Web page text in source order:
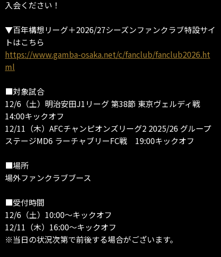
入会ください！
▼百年構想リーグ＋2026/27シーズンファンクラブ特設サイ
トはこちら
https://www.gamba-osaka.net/c/fanclub/fanclub2026.ht
ml
■対象試合
12/6（土）明治安田J1リーグ 第38節 東京ヴェルディ戦
14:00キックオフ
12/11（木）AFCチャンピオンズリーグ2 2025/26 グループ
ステージMD6 ラーチャブリーFC戦 19:00キックオフ
■場所
場外ファンクラブブース
■受付時間
12/6（土）10:00～キックオフ
12/11（木）16:00～キックオフ
※当日の状況次第で前後する場合がございます。